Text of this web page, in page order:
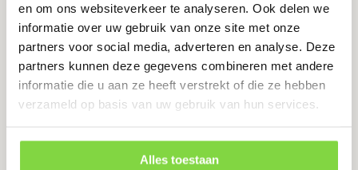
en om ons websiteverkeer te analyseren. Ook delen we
informatie over uw gebruik van onze site met onze
partners voor social media, adverteren en analyse. Deze
partners kunnen deze gegevens combineren met andere
informatie die u aan ze heeft verstrekt of die ze hebben
verzameld op basis van uw gebruik van hun services.
Alles toestaan
DIN 571
6-kant moer
€0.75